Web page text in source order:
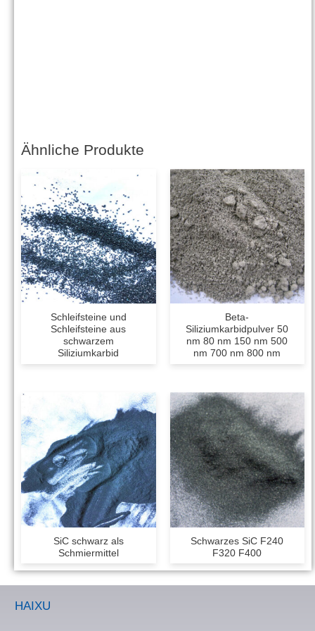
Ähnliche Produkte
Schleifsteine ​​und
Schleifsteine ​​aus
schwarzem
Siliziumkarbid
Beta-
Siliziumkarbidpulver 50
nm 80 nm 150 nm 500
nm 700 nm 800 nm
SiC schwarz als
Schmiermittel
Schwarzes SiC F240
F320 F400
HAIXU